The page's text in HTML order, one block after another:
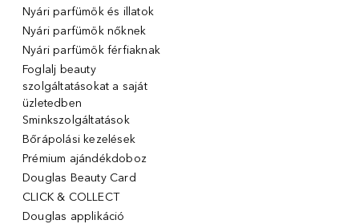
Nyári parfümök és illatok
Nyári parfümök nőknek
Nyári parfümök férfiaknak
Foglalj beauty
szolgáltatásokat a saját
üzletedben
Sminkszolgáltatások
Bőrápolási kezelések
Prémium ajándékdoboz
Douglas Beauty Card
CLICK & COLLECT
Douglas applikáció